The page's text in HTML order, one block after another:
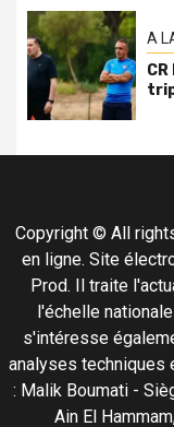
A
Copyright © All
en ligne. Site
Prod. Il traite
l'échelle
s'intéresse
analyses techniques
: Malik Boumati -
Ain El